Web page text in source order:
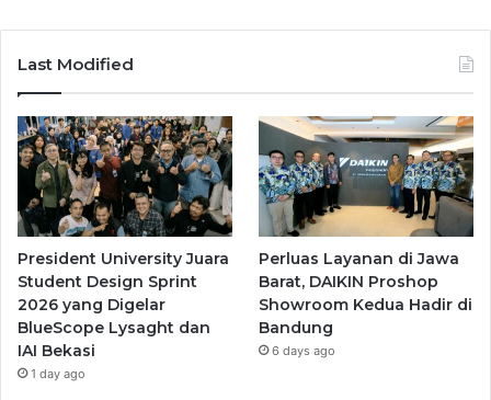
Last Modified
President University Juara
Student Design Sprint
2026 yang Digelar
BlueScope Lysaght dan
IAI Bekasi
1 day ago
Perluas Layanan di Jawa
Barat, DAIKIN Proshop
Showroom Kedua Hadir di
Bandung
6 days ago